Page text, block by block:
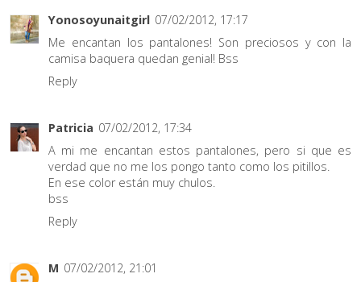
Yonosoyunaitgirl 07/02/2012, 17:17
Me encantan los pantalones! Son preciosos y con la
camisa baquera quedan genial! Bss
Reply
Patricia 07/02/2012, 17:34
A mi me encantan estos pantalones, pero si que es
verdad que no me los pongo tanto como los pitillos.
En ese color están muy chulos.
bss
Reply
M 07/02/2012, 21:01